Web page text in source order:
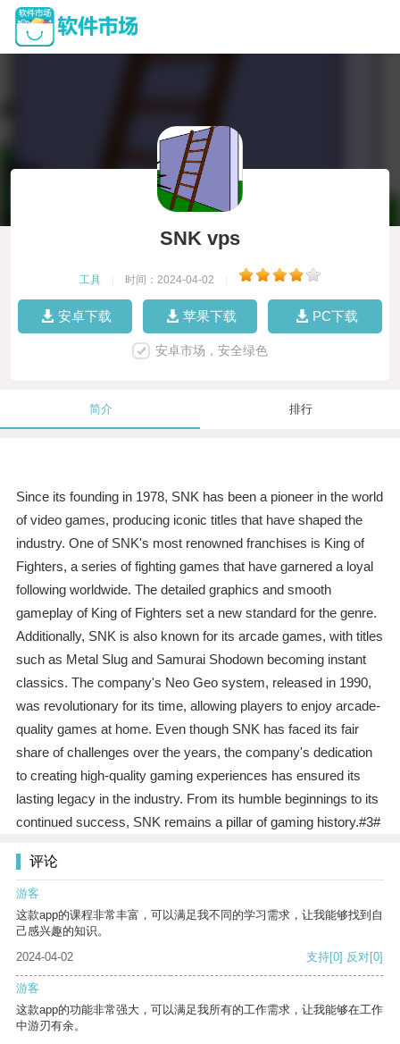
SNK vps
工具 时间：2024-04-02
安卓下载 苹果下载 PC下载
安卓市场，安全绿色
简介 排行
Since its founding in 1978, SNK has been a pioneer in the world
of video games, producing iconic titles that have shaped the
industry. One of SNK's most renowned franchises is King of
Fighters, a series of fighting games that have garnered a loyal
following worldwide. The detailed graphics and smooth
gameplay of King of Fighters set a new standard for the genre.
Additionally, SNK is also known for its arcade games, with titles
such as Metal Slug and Samurai Shodown becoming instant
classics. The company's Neo Geo system, released in 1990,
was revolutionary for its time, allowing players to enjoy arcade-
quality games at home. Even though SNK has faced its fair
share of challenges over the years, the company's dedication
to creating high-quality gaming experiences has ensured its
lasting legacy in the industry. From its humble beginnings to its
continued success, SNK remains a pillar of gaming history.#3#
评论
游客
这款app的课程非常丰富，可以满足我不同的学习需求，让我能够找到自
己感兴趣的知识。
2024-04-02
支持[0] 反对[0]
游客
这款app的功能非常强大，可以满足我所有的工作需求，让我能够在工作
中游刃有余。